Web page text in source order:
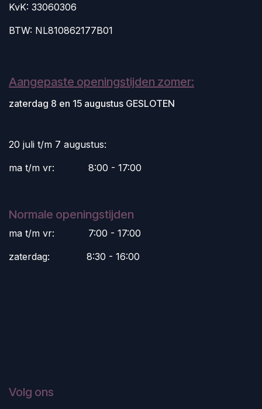
KvK: 33060306
BTW: NL810862177B01
Aangepaste openingstijden zomer:
zaterdag 8 en 15 augustus GESLOTEN
20 juli t/m 7 augustus:
ma t/m vr:
​8:00 - 17:00
Normale openingstijden
ma t/m vr:
​7:00 - 17:00
zaterdag:
​8:30 - 16:00
Volg ons